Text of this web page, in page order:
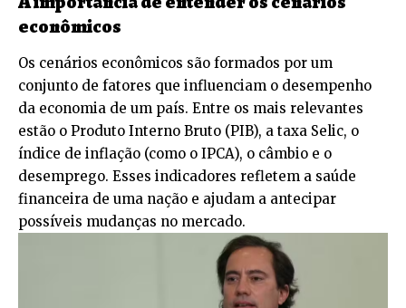
econômicos
Os cenários econômicos são formados por um
conjunto de fatores que influenciam o desempenho
da economia de um país. Entre os mais relevantes
estão o Produto Interno Bruto (PIB), a taxa Selic, o
índice de inflação (como o IPCA), o câmbio e o
desemprego. Esses indicadores refletem a saúde
financeira de uma nação e ajudam a antecipar
possíveis mudanças no mercado.